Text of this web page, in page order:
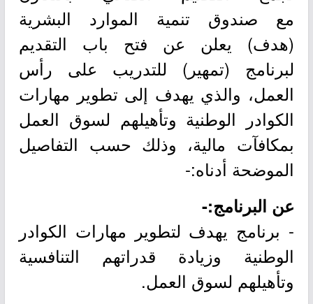
مع صندوق تنمية الموارد البشرية
(هدف) يعلن عن فتح باب التقديم
لبرنامج (تمهير) للتدريب على رأس
العمل، والذي يهدف إلى تطوير مهارات
الكوادر الوطنية وتأهيلهم لسوق العمل
بمكافآت مالية، وذلك حسب التفاصيل
الموضحة أدناه:-
عن البرنامج:-
- برنامج يهدف لتطوير مهارات الكوادر
الوطنية وزيادة قدراتهم التنافسية
وتأهيلهم لسوق العمل.